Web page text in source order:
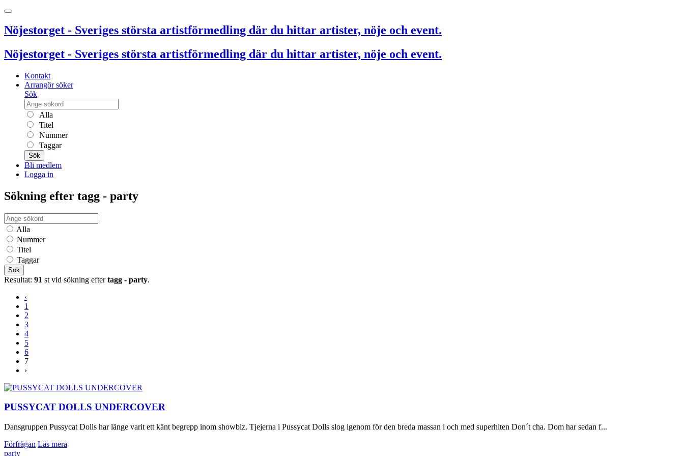
Nöjestorget - Sveriges största artistförmedling där du hittar artister, nöje och event.
Nöjestorget - Sveriges största artistförmedling där du hittar artister, nöje och event.
Kontakt
Arrangör söker
Sök
Alla
Titel
Nummer
Taggar
Sök
Bli medlem
Logga in
Sökning efter tagg - party
Alla
Nummer
Titel
Taggar
Sök
Resultat: 91 st vid sökning eftertagg - party.
‹
1
2
3
4
5
6
7
›
PUSSYCAT DOLLS UNDERCOVER
Dansgruppen Pussycat Dolls har länge varit ett känt begrepp inom showbiz. Tjejerna i Pussycat Dolls slog igenom för den breda massan i och med superhiten Don´t cha. Dom har sedan f...
Förfrågan Läs mera
party